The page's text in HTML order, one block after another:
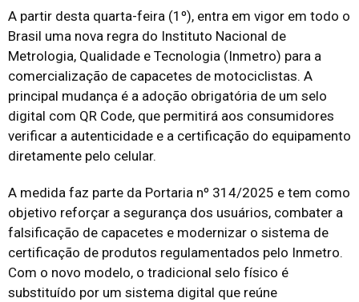
A partir desta quarta-feira (1º), entra em vigor em todo o
Brasil uma nova regra do Instituto Nacional de
Metrologia, Qualidade e Tecnologia (Inmetro) para a
comercialização de capacetes de motociclistas. A
principal mudança é a adoção obrigatória de um selo
digital com QR Code, que permitirá aos consumidores
verificar a autenticidade e a certificação do equipamento
diretamente pelo celular.
A medida faz parte da Portaria nº 314/2025 e tem como
objetivo reforçar a segurança dos usuários, combater a
falsificação de capacetes e modernizar o sistema de
certificação de produtos regulamentados pelo Inmetro.
Com o novo modelo, o tradicional selo físico é
substituído por um sistema digital que reúne